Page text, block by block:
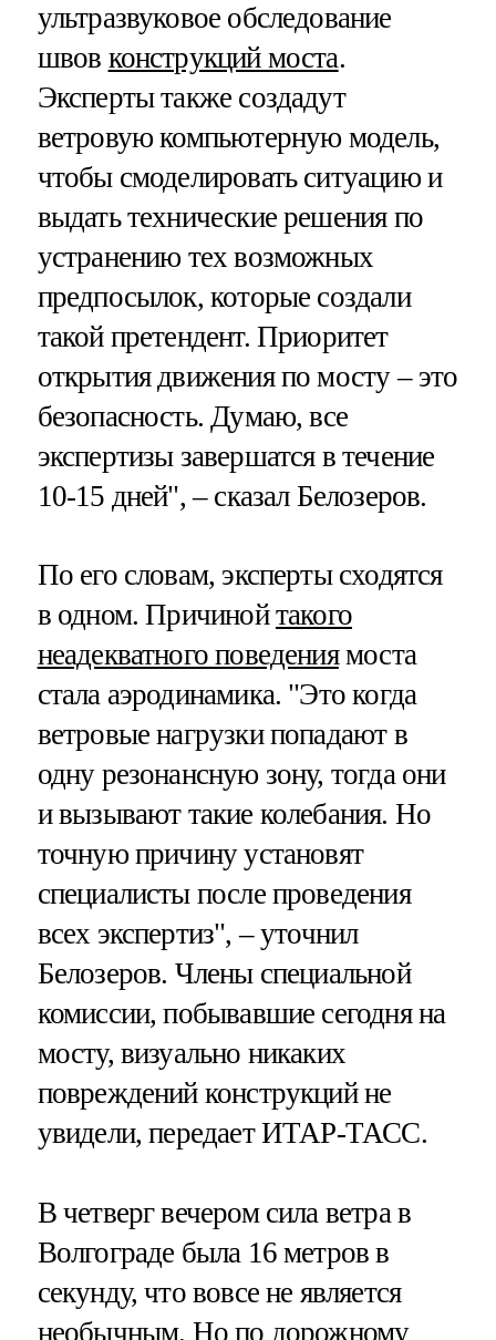
ультразвуковое обследование
швов конструкций моста.
Эксперты также создадут
ветровую компьютерную модель,
чтобы смоделировать ситуацию и
выдать технические решения по
устранению тех возможных
предпосылок, которые создали
такой претендент. Приоритет
открытия движения по мосту – это
безопасность. Думаю, все
экспертизы завершатся в течение
10-15 дней", – сказал Белозеров.
По его словам, эксперты сходятся
в одном. Причинойтакого
неадекватного поведениямоста
стала аэродинамика. "Это когда
ветровые нагрузки попадают в
одну резонансную зону, тогда они
и вызывают такие колебания. Но
точную причину установят
специалисты после проведения
всех экспертиз", – уточнил
Белозеров. Члены специальной
комиссии, побывавшие сегодня на
мосту, визуально никаких
повреждений конструкций не
увидели, передает ИТАР-ТАСС.
В четверг вечером сила ветра в
Волгограде была 16 метров в
секунду, что вовсе не является
необычным. Но по дорожному